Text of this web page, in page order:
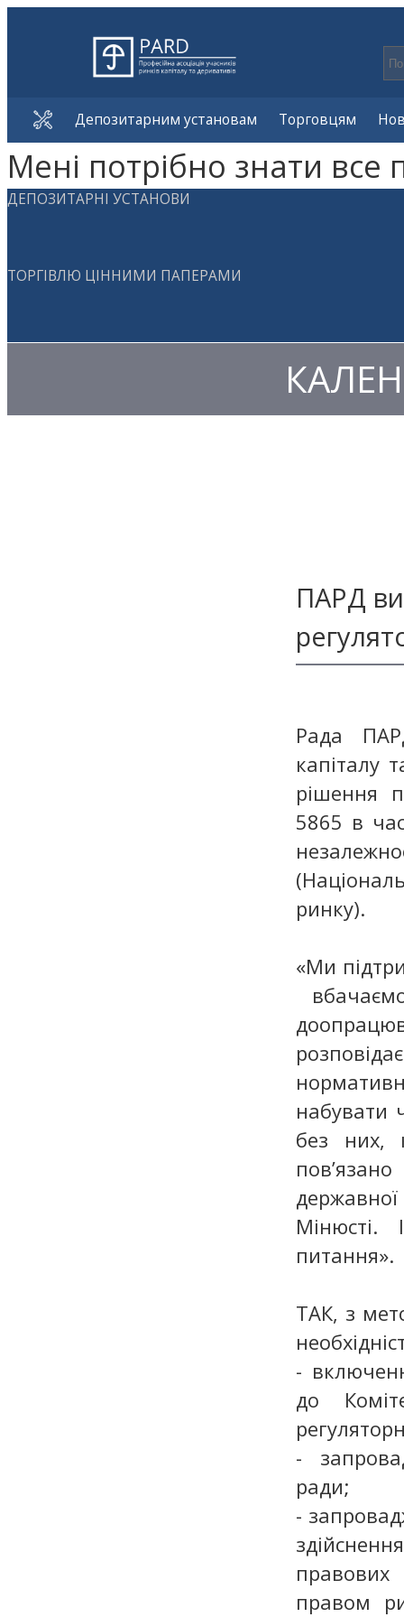
Депозитарним установам Торговцям
Мені потрібно знати все
ДЕПОЗИТАРНІ УСТАНОВИ
ТОРГІВЛЮ ЦІННИМИ ПАПЕРАМИ
ПАРД
Рада
капіталу
рішення
5865 в
ринку).
«Ми
набувати
без них,
питання».
ТАК, з
-
до
-
ради;
-
правом